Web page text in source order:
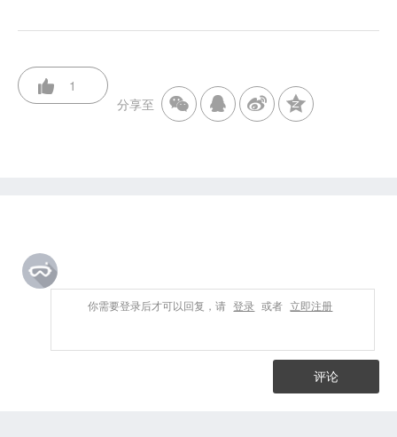
1
分享至
你需要登录后才可以回复，请 登录 或者 立即注册
评论